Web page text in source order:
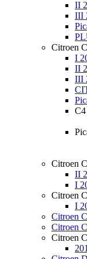
II
III
Citroen
I
II
III
C4
Citroen
II
I
Citroen
I
Citroen
Citroen
Citroen